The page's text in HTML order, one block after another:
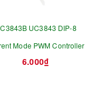
UC3843 DIP-8
Mode PWM Controller
6.000₫